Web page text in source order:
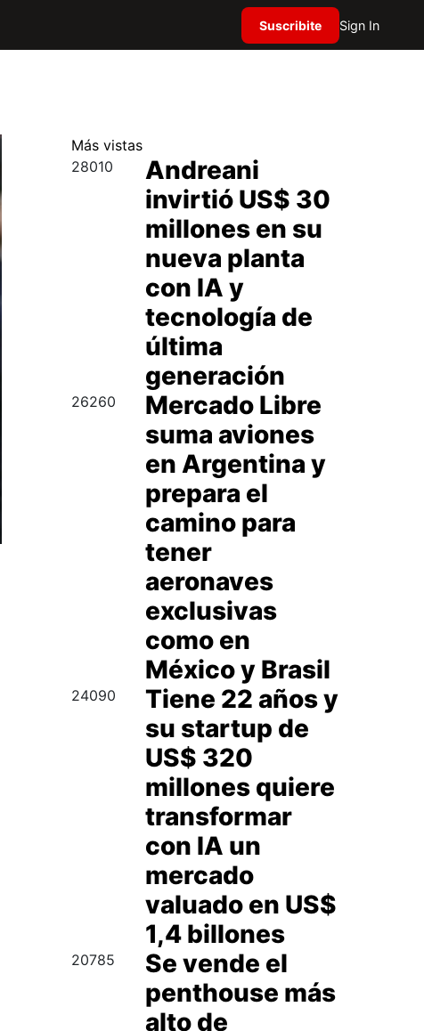
Suscribite Sign In
Más vistas
28010
Andreani
invirtió US$ 30
millones en su
nueva planta
con IA y
tecnología de
última
generación
26260
Mercado Libre
suma aviones
en Argentina y
prepara el
camino para
tener
aeronaves
exclusivas
como en
México y Brasil
24090
Tiene 22 años y
su startup de
US$ 320
millones quiere
transformar
con IA un
mercado
valuado en US$
1,4 billones
20785
Se vende el
penthouse más
alto de